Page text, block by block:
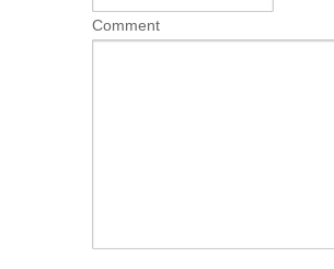
Comment